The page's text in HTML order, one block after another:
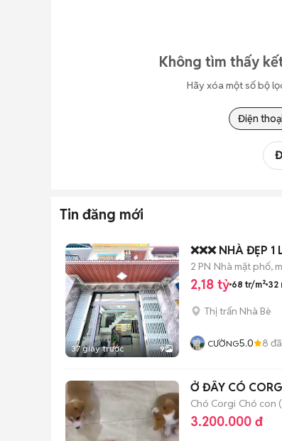
Không tìm thấy
Hãy xóa một số bộ
Điện thoại
Tin đăng mới
37 giây trước 9
❌❌❌ NHÀ ĐẸP
2 PN Nhà mặt phố,
2,18 tỷ 68 tr/m² 32
Thị trấn Nhà Bè
CƯỜNG5.0 8
Ở ĐÂY CÓ
Chó Corgi Chó con
3.200.000 đ